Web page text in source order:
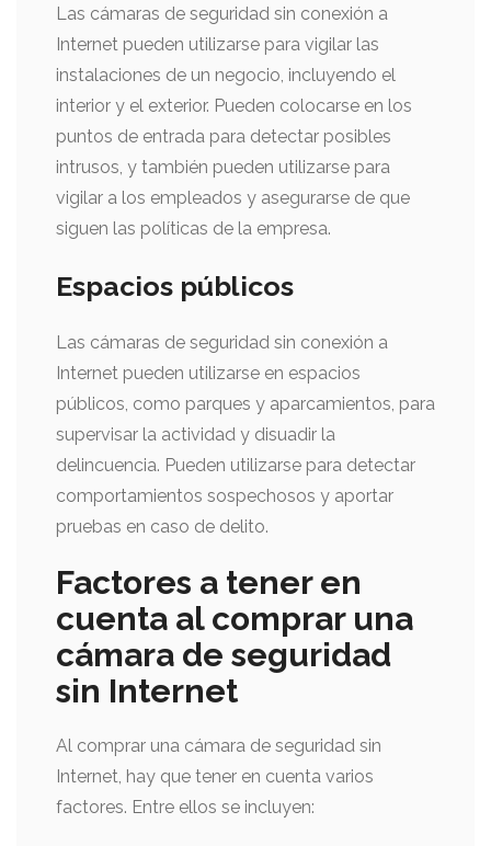
Las cámaras de seguridad sin conexión a
Internet pueden utilizarse para vigilar las
instalaciones de un negocio, incluyendo el
interior y el exterior. Pueden colocarse en los
puntos de entrada para detectar posibles
intrusos, y también pueden utilizarse para
vigilar a los empleados y asegurarse de que
siguen las políticas de la empresa.
Espacios públicos
Las cámaras de seguridad sin conexión a
Internet pueden utilizarse en espacios
públicos, como parques y aparcamientos, para
supervisar la actividad y disuadir la
delincuencia. Pueden utilizarse para detectar
comportamientos sospechosos y aportar
pruebas en caso de delito.
Factores a tener en
cuenta al comprar una
cámara de seguridad
sin Internet
Al comprar una cámara de seguridad sin
Internet, hay que tener en cuenta varios
factores. Entre ellos se incluyen: